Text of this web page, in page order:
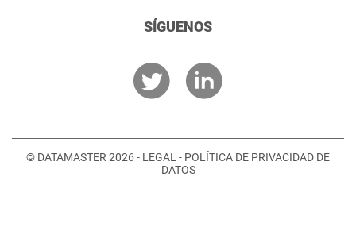
SÍGUENOS
© DATAMASTER 2026 - LEGAL - POLÍTICA DE PRIVACIDAD DE
DATOS